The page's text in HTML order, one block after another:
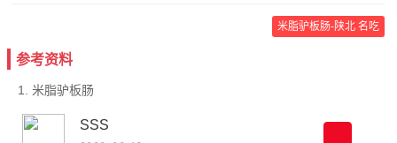
米脂驴板肠-陕北 名吃
参考资料
1. 米脂驴板肠
SSS